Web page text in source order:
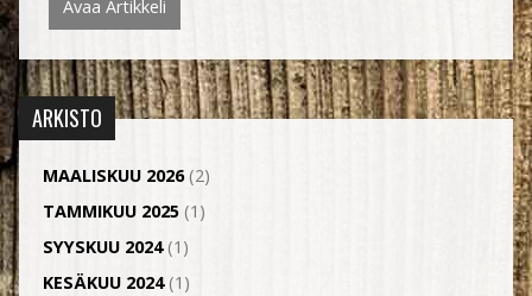
Avaa Artikkeli
ARKISTO
MAALISKUU 2026(2)
TAMMIKUU 2025(1)
SYYSKUU 2024(1)
KESÄKUU 2024(1)